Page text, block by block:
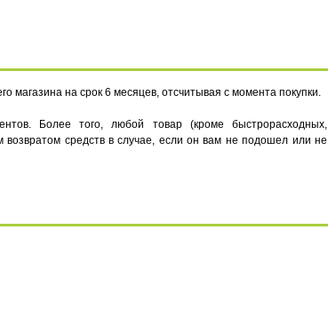
магазина на срок 6 месяцев, отсчитывая с момента покупки.
Более того, любой товар (кроме быстрорасходных,
возвратом средств в случае, если он вам не подошел или не